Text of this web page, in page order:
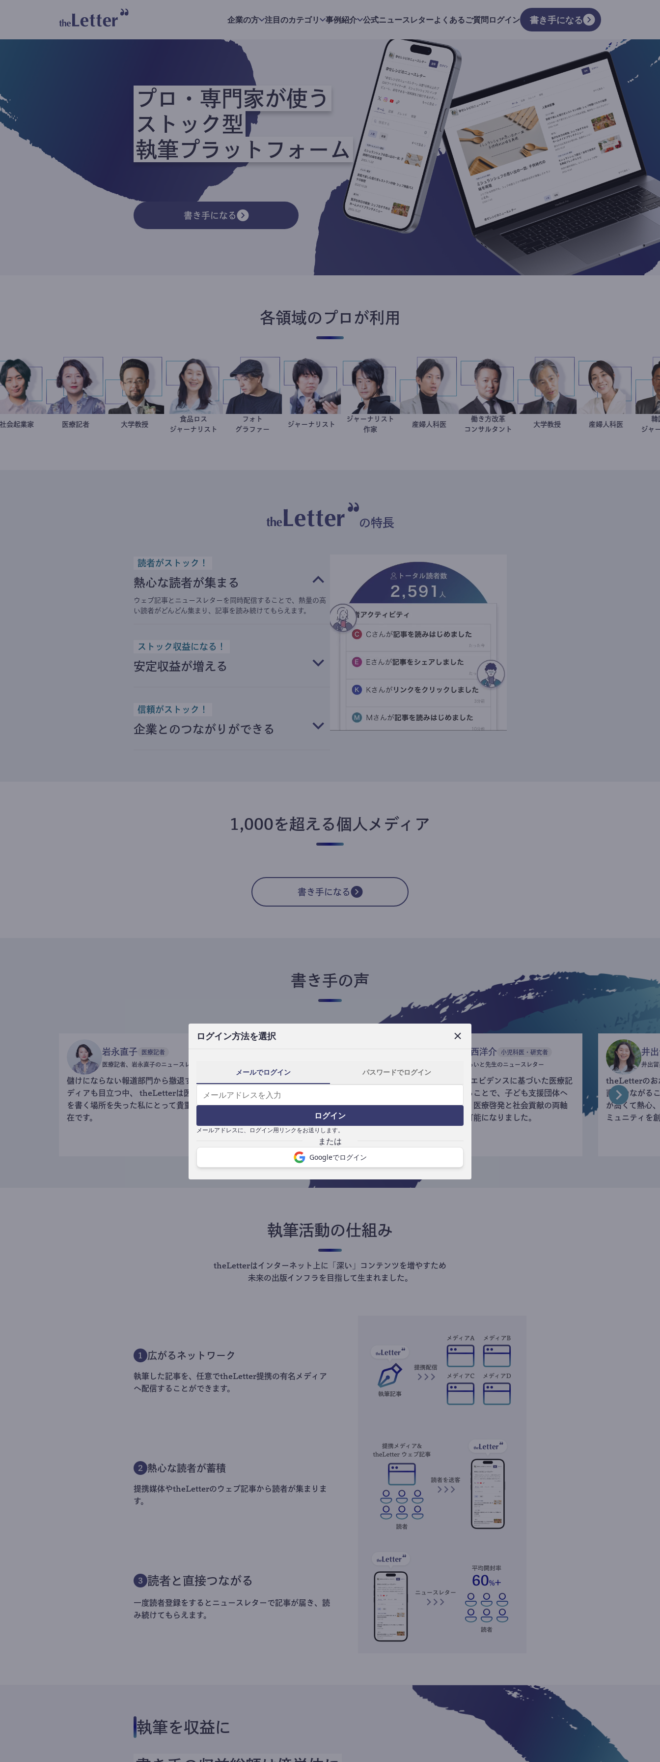
ログイン方法を選択
メールでログイン パスワードでログイン
ログイン
メールアドレスに、ログイン用リンクをお送りします。
Googleでログイン
企業の方 注目のカテゴリ 事例紹介 公式ニュースレターよくあるご質問ログイン 書き手になる
プロ・専門家が使う
ストック型
執筆プラットフォーム
書き手になる
各領域のプロが利用
ー 駒崎弘樹
社会起業家 岩永直子
医療記者 金谷一朗
大学教授
ジャーナリスト
別所隆弘
グラファー
志葉玲
ジャーナリスト 鈴木エイト
ジャーナリスト
作家
重見大介
産婦人科医 新田龍
コンサルタント
加藤忠史
大学教授 稲葉可奈子
産婦人科医
の特長
読者がストック！
熱心な読者が集まる
ウェブ記事とニュースレターを同時配信することで、熱量の高
い読者がどんどん集まり、記事を読み続けてもらえます。
ストック収益になる！
安定収益が増える
信頼がストック！
企業とのつながりができる
1,000を超える個人メディア
書き手になる
書き手の声
岩永直子 医療記者
医療記者、岩永直子のニュースレター
儲けにならない報道部門から撤退するメ
ディアも目立つ中、 theLetterは医療記事
を書く場所を失った私にとって貴重な存
在です。
い距離で執筆できる場所です。
今西洋介 小児科医・研究者
ふらいと先生のニュースレター
theLetterでエビデンスに基づいた医療記
事を執筆することで、子ども支援団体へ
の寄付など、医療啓発と社会貢献の両軸
での活動が可能になりました。
井
井出
theLetterのお
直接つながる
が高くて熱心
ミュニティを
執筆活動の仕組み
theLetterはインターネット上に「深い」コンテンツを増やすため
未来の出版インフラを目指して生まれました。
1 広がるネットワーク
執筆した記事を、任意でtheLetter提携の有名メディア
へ配信することができます。
2 熱心な読者が蓄積
提携媒体やtheLetterのウェブ記事から読者が集まりま
す。
3 読者と直接つながる
一度読者登録をするとニュースレターで記事が届き、読
み続けてもらえます。
執筆を収益に